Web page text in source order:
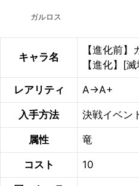
ガルロス
キャラ名
【進化前】
【進化】[
レアリティ A→A+
入手方法 決戦イベン
属性 竜
コスト 10